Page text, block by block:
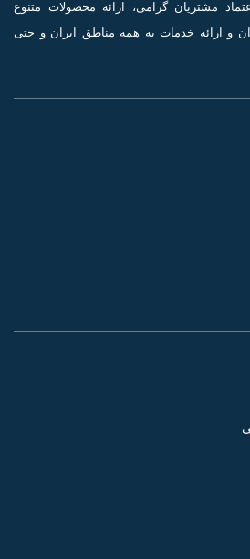
مشتریان گرامی، ارائه محصولات متنوع
و ارائه خدمات به همه مناطق ایران و حتی